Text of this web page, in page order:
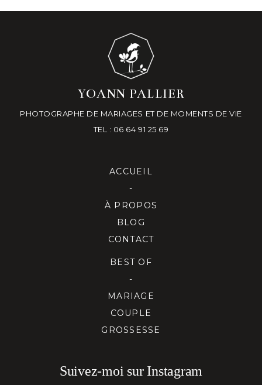
YOANN PALLIER
PHOTOGRAPHE DE MARIAGES ET DE MOMENTS DE VIE
TEL : 06 64 91 25 69
ACCUEIL
-
À PROPOS
BLOG
CONTACT
BEST OF
-
MARIAGE
COUPLE
GROSSESSE
Suivez-moi sur Instagram